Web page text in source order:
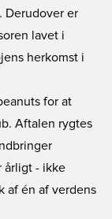
Derudover er
lavet i
herkomst i
for at
Aftalen rygtes
årligt - ikke
af én af verdens